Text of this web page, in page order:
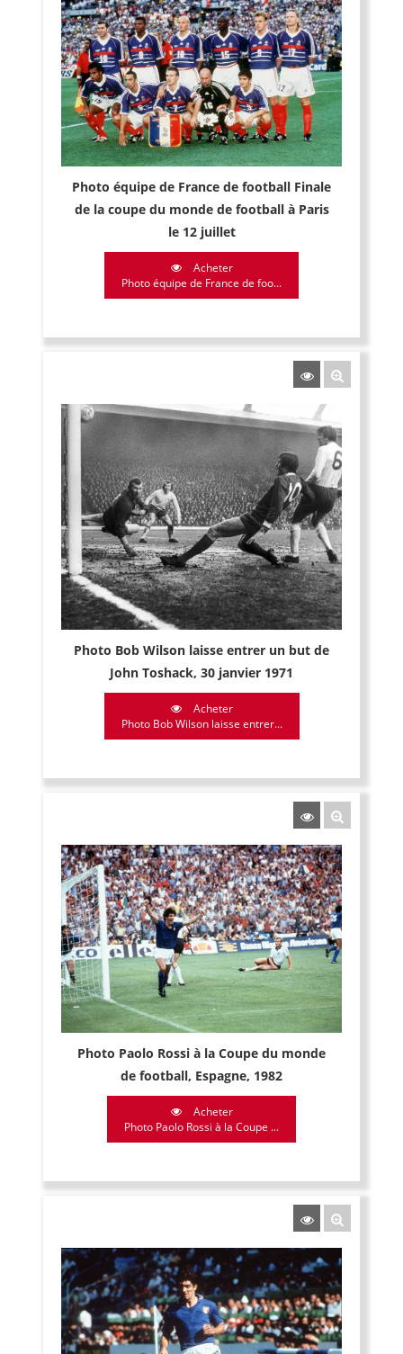
Photo équipe de France de football Finale
de la coupe du monde de football à Paris
le 12 juillet
Acheter
Photo équipe de France de foo...
Photo Bob Wilson laisse entrer un but de
John Toshack, 30 janvier 1971
Acheter
Photo Bob Wilson laisse entrer...
Photo Paolo Rossi à la Coupe du monde
de football, Espagne, 1982
Acheter
Photo Paolo Rossi à la Coupe ...